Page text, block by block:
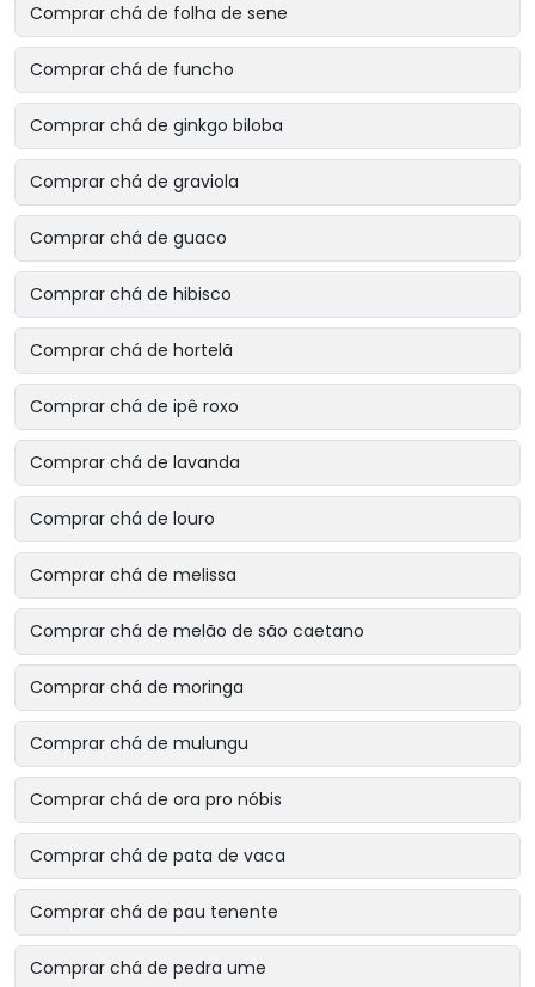
Comprar chá de folha de sene
Comprar chá de funcho
Comprar chá de ginkgo biloba
Comprar chá de graviola
Comprar chá de guaco
Comprar chá de hibisco
Comprar chá de hortelã
Comprar chá de ipê roxo
Comprar chá de lavanda
Comprar chá de louro
Comprar chá de melissa
Comprar chá de melão de são caetano
Comprar chá de moringa
Comprar chá de mulungu
Comprar chá de ora pro nóbis
Comprar chá de pata de vaca
Comprar chá de pau tenente
Comprar chá de pedra ume